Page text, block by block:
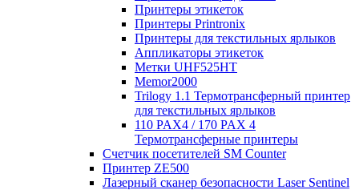
Принтеры этикеток
Принтеры Printronix
Принтеры для текстильных ярлыков
Аппликаторы этикеток
Метки UHF525HT
Memor2000
Trilogy 1.1 Термотрансферный принтер
для текстильных ярлыков
110 PAX4 / 170 PAX 4
Термотрансферные принтеры
Счетчик посетителей SM Counter
Принтер ZE500
Лазерный сканер безопасности Laser Sentinel